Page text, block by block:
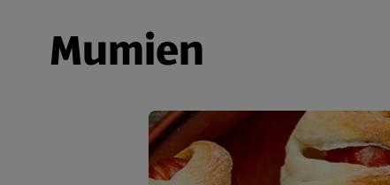
Mumien